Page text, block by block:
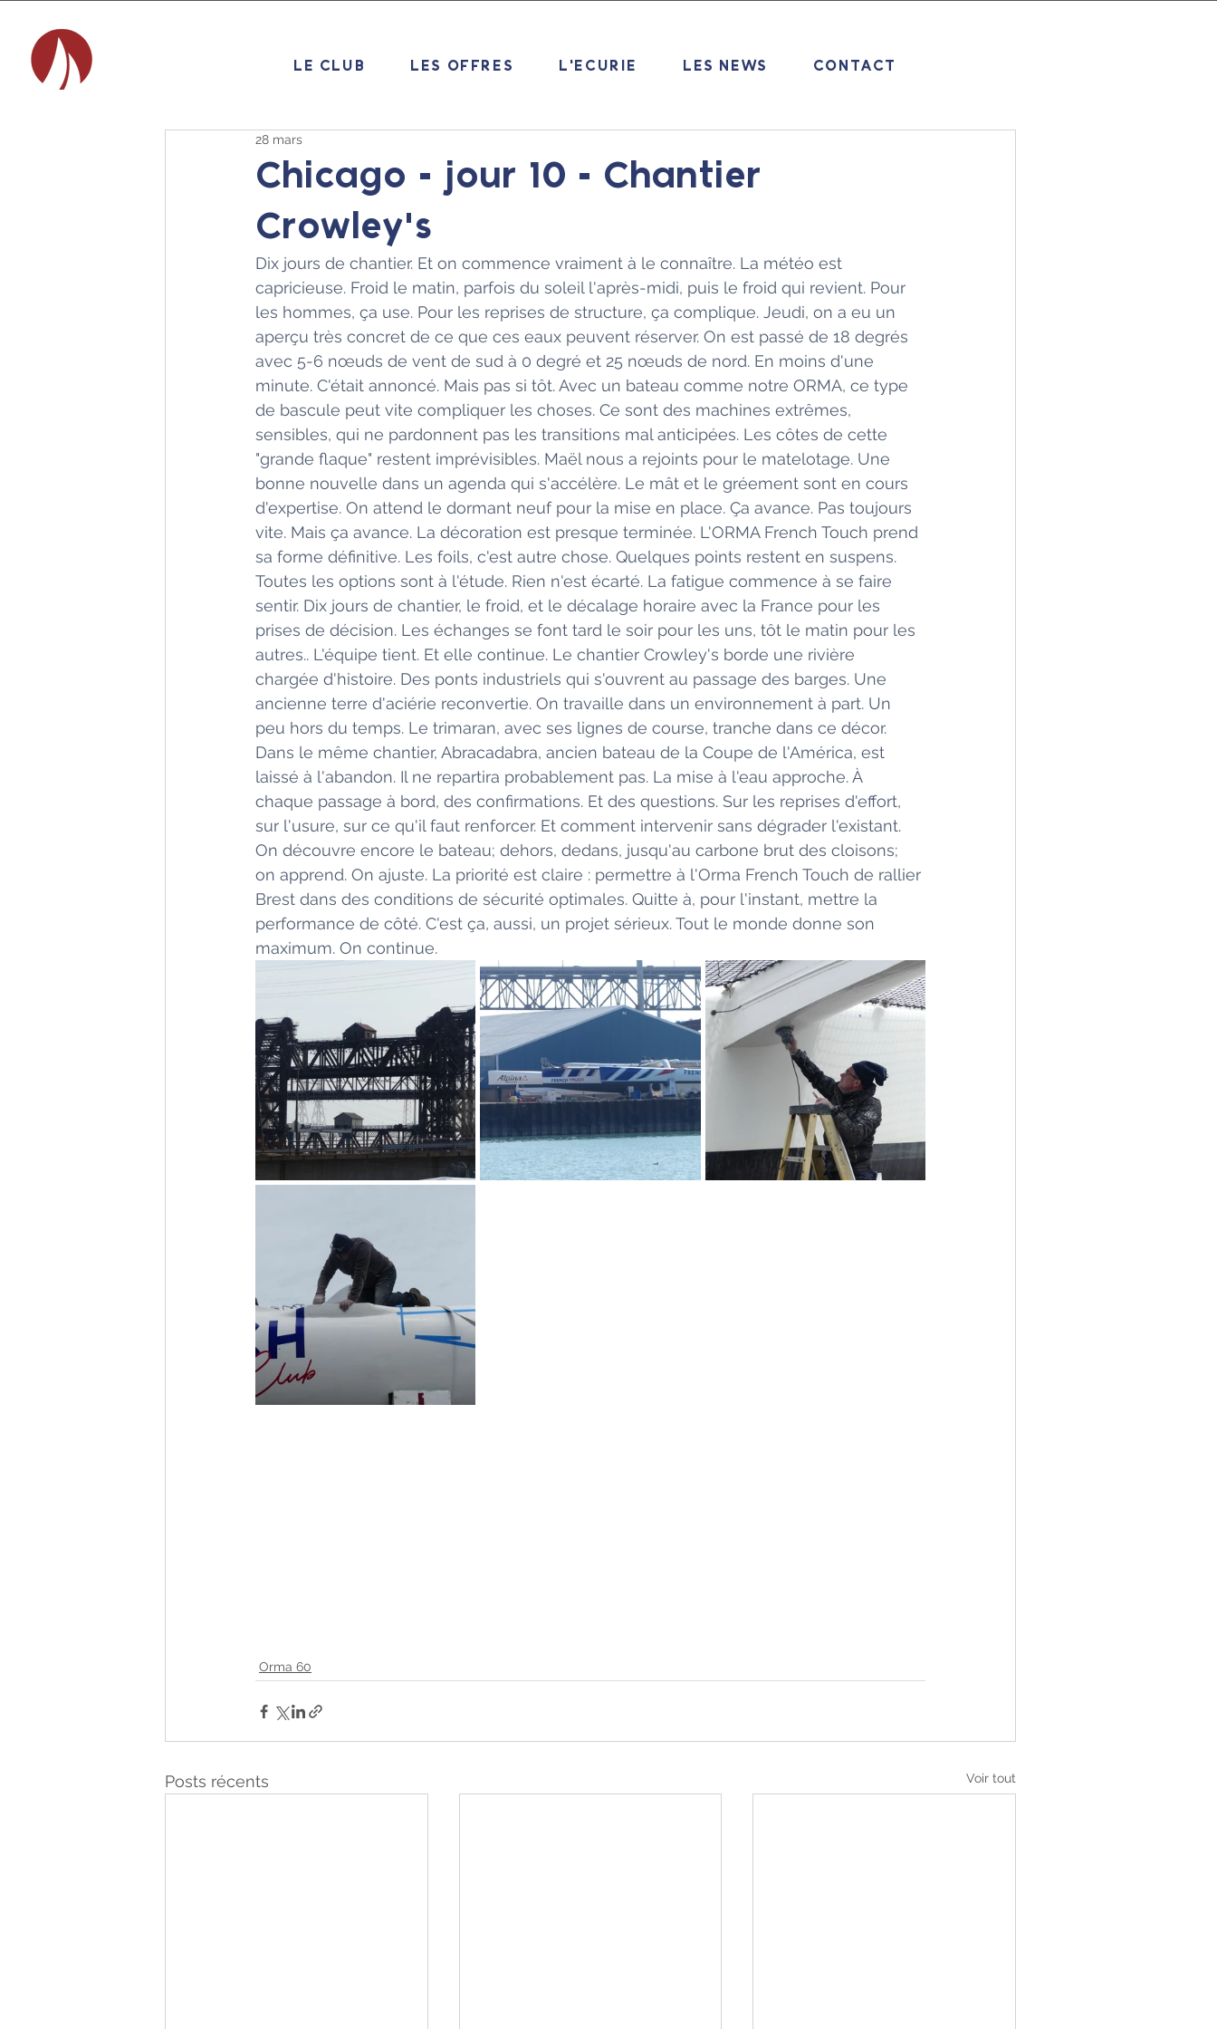
LE CLUB LES OFFRES L'ECURIE LES NEWS CONTACT
Chicago - jour 10 - Chantier
Crowley's
28 mars
Dix jours de chantier. Et on commence vraiment à le connaître. La météo est
capricieuse. Froid le matin, parfois du soleil l'après-midi, puis le froid qui revient. Pour
les hommes, ça use. Pour les reprises de structure, ça complique. Jeudi, on a eu un
aperçu très concret de ce que ces eaux peuvent réserver. On est passé de 18 degrés
avec 5-6 nœuds de vent de sud à 0 degré et 25 nœuds de nord. En moins d'une
minute. C'était annoncé. Mais pas si tôt. Avec un bateau comme notre ORMA, ce type
de bascule peut vite compliquer les choses. Ce sont des machines extrêmes,
sensibles, qui ne pardonnent pas les transitions mal anticipées. Les côtes de cette
"grande flaque" restent imprévisibles. Maël nous a rejoints pour le matelotage. Une
bonne nouvelle dans un agenda qui s'accélère. Le mât et le gréement sont en cours
d'expertise. On attend le dormant neuf pour la mise en place. Ça avance. Pas toujours
vite. Mais ça avance. La décoration est presque terminée. L'ORMA French Touch prend
sa forme définitive. Les foils, c'est autre chose. Quelques points restent en suspens.
Toutes les options sont à l'étude. Rien n'est écarté. La fatigue commence à se faire
sentir. Dix jours de chantier, le froid, et le décalage horaire avec la France pour les
prises de décision. Les échanges se font tard le soir pour les uns, tôt le matin pour les
autres.. L'équipe tient. Et elle continue. Le chantier Crowley's borde une rivière
chargée d'histoire. Des ponts industriels qui s'ouvrent au passage des barges. Une
ancienne terre d'aciérie reconvertie. On travaille dans un environnement à part. Un
peu hors du temps. Le trimaran, avec ses lignes de course, tranche dans ce décor.
Dans le même chantier, Abracadabra, ancien bateau de la Coupe de l'América, est
laissé à l'abandon. Il ne repartira probablement pas. La mise à l'eau approche. À
chaque passage à bord, des confirmations. Et des questions. Sur les reprises d'effort,
sur l'usure, sur ce qu'il faut renforcer. Et comment intervenir sans dégrader l'existant.
On découvre encore le bateau; dehors, dedans, jusqu'au carbone brut des cloisons;
on apprend. On ajuste. La priorité est claire : permettre à l'Orma French Touch de rallier
Brest dans des conditions de sécurité optimales. Quitte à, pour l'instant, mettre la
performance de côté. C'est ça, aussi, un projet sérieux. Tout le monde donne son
maximum. On continue.
Orma 60
Posts récents Voir tout